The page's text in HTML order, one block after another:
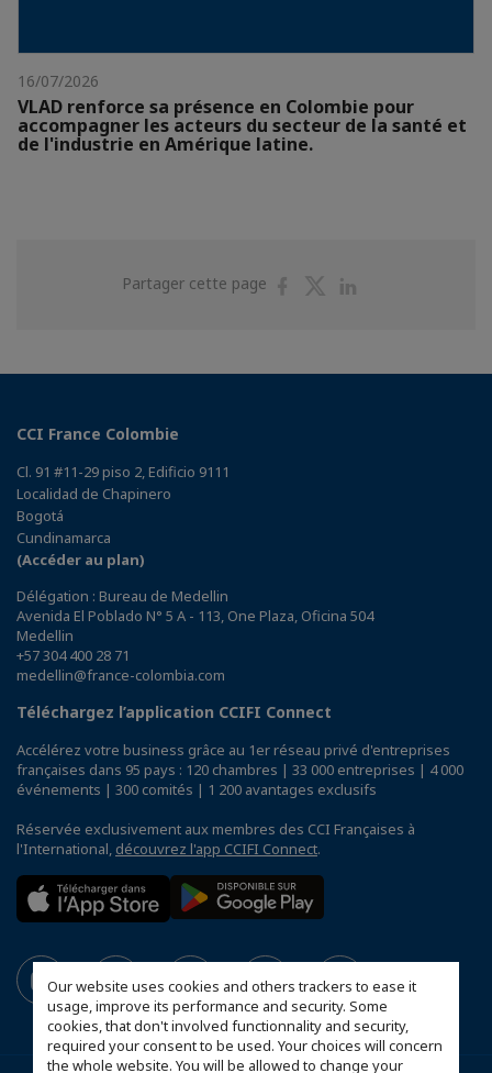
Our website uses cookies and others trackers to ease it
usage, improve its performance and security. Some
cookies, that don't involved functionnality and security,
required your consent to be used. Your choices will concern
the whole website. You will be allowed to change your
16/07/2026
VLAD renforce sa présence en Colombie pour
accompagner les acteurs du secteur de la santé et
de l'industrie en Amérique latine.
Partager cette page
PartagerPartager
CCI France Colombie
Cl. 91 #11-29 piso 2, Edificio 9111
Localidad de Chapinero
Bogotá
Cundinamarca
(Accéder au plan)
Délégation : Bureau de Medellin
Avenida El Poblado N° 5 A - 113, One Plaza, Oficina 504
Medellin
+57 304 400 28 71
medellin@france-colombia.com
Téléchargez l’application CCIFI Connect
Accélérez votre business grâce au 1er réseau privé d'entreprises
françaises dans 95 pays : 120 chambres | 33 000 entreprises | 4 000
événements | 300 comités | 1 200 avantages exclusifs
Réservée exclusivement aux membres des CCI Françaises à
l'International, découvrez l'app CCIFI Connect.